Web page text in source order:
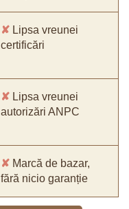
✘ Lipsa vreunei
certificări
✘ Lipsa vreunei
autorizări ANPC
✘ Marcă de bazar,
fără nicio garanție